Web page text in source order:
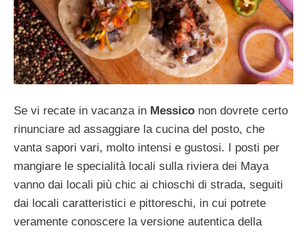
Se vi recate in vacanza in Messico non dovrete certo
rinunciare ad assaggiare la cucina del posto, che
vanta sapori vari, molto intensi e gustosi. I posti per
mangiare le specialità locali sulla riviera dei Maya
vanno dai locali più chic ai chioschi di strada, seguiti
dai locali caratteristici e pittoreschi, in cui potrete
veramente conoscere la versione autentica della